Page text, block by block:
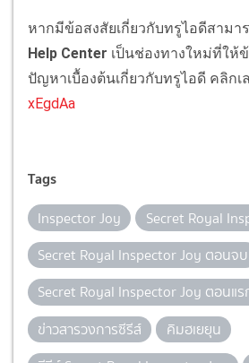
หากมีข้อสงสัยเกี่ยวกับทรูไอดีสามา
Help Center เป็นช่องทางใหม่ที่ให้
ปัญหาเบื้องต้นเกี่ยวกับทรูไอดี คลิกเ
xEgdAa
Tags
Inspector Joy
Secret Royal
Secret Royal Inspector Joy ตอนจบ
Secret Royal Inspector Joy ตอนแร
ข่าวสารวงการซีรีส์
คิมฮเยยุน